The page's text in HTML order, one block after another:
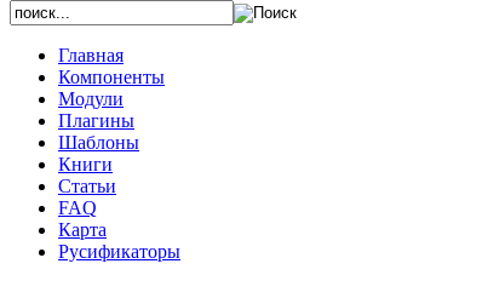
Главная
Компоненты
Модули
Плагины
Шаблоны
Книги
Статьи
FAQ
Карта
Русификаторы